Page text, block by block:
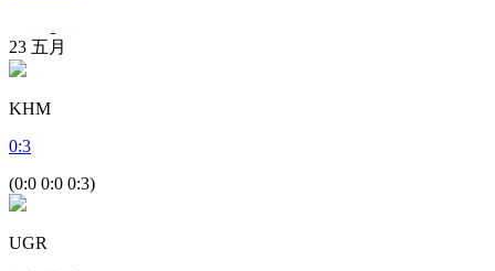
23 五月
KHM
0:3
(0:0 0:0 0:3)
UGR